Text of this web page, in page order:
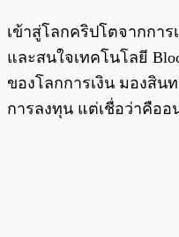
เข้าสู่โลกคริปโตจากการ
และสนใจเทคโนโลยี
ของโลกการเงิน มองสิน
การลงทุน แต่เชื่อว่าคืออ